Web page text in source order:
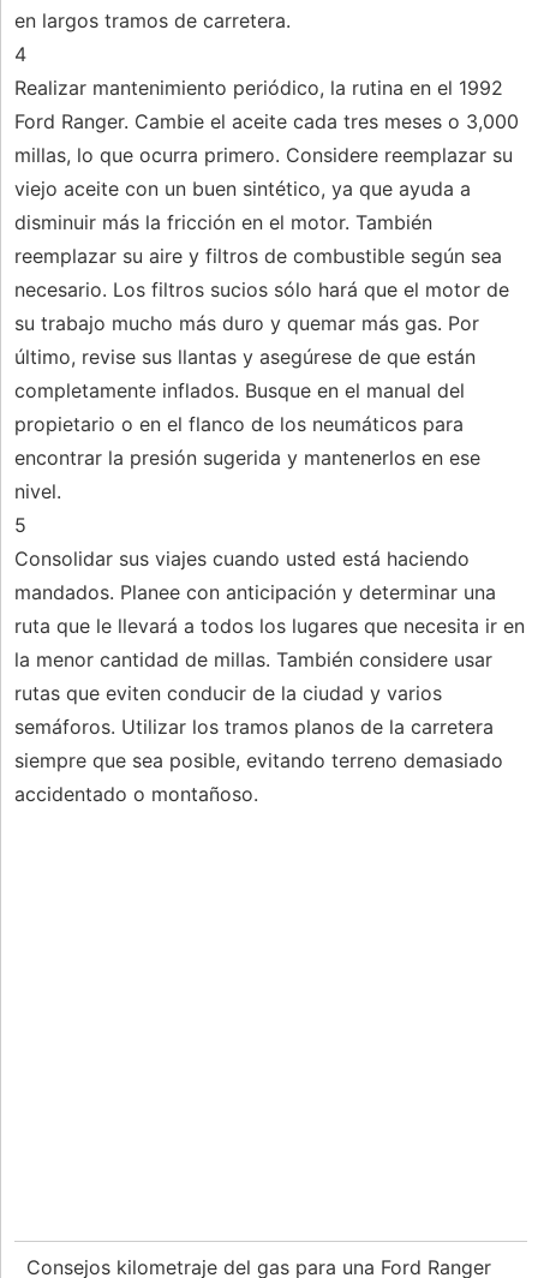
en largos tramos de carretera.
4
Realizar mantenimiento periódico, la rutina en el 1992
Ford Ranger. Cambie el aceite cada tres meses o 3,000
millas, lo que ocurra primero. Considere reemplazar su
viejo aceite con un buen sintético, ya que ayuda a
disminuir más la fricción en el motor. También
reemplazar su aire y filtros de combustible según sea
necesario. Los filtros sucios sólo hará que el motor de
su trabajo mucho más duro y quemar más gas. Por
último, revise sus llantas y asegúrese de que están
completamente inflados. Busque en el manual del
propietario o en el flanco de los neumáticos para
encontrar la presión sugerida y mantenerlos en ese
nivel.
5
Consolidar sus viajes cuando usted está haciendo
mandados. Planee con anticipación y determinar una
ruta que le llevará a todos los lugares que necesita ir en
la menor cantidad de millas. También considere usar
rutas que eviten conducir de la ciudad y varios
semáforos. Utilizar los tramos planos de la carretera
siempre que sea posible, evitando terreno demasiado
accidentado o montañoso.
Consejos kilometraje del gas para una Ford Ranger